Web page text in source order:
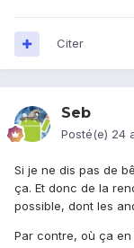
Citer
Seb
Posté(e) 24
Si je ne dis pas de
ça. Et donc de la
possible, dont les
Par contre, où ça en